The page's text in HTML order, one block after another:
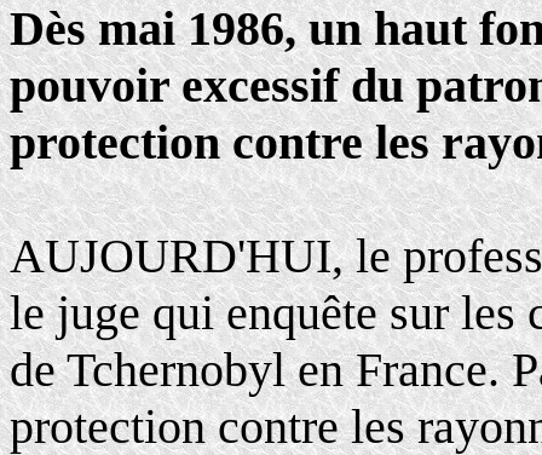
Dès mai 1986, un haut
pouvoir excessif du
protection contre les
AUJOURD'HUI, le
le juge qui enquête sur les
de Tchernobyl en France.
protection contre les